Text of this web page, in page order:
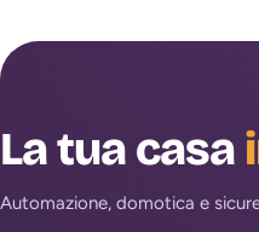
La tua casa
Automazione, domotica e